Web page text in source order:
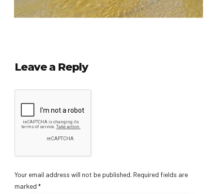
Leave a Reply
Your email address will not be published. Required fields are
marked *